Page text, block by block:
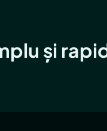
și